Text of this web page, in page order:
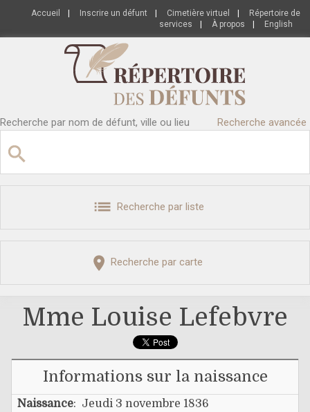
Accueil Inscrire un défunt Cimetière virtuel
Répertoire de
services
À propos English
Recherche par nom de défunt, ville ou lieu Recherche avancée
Recherche par liste
Recherche par carte
Mme Louise Lefebvre
Informations sur la naissance
Naissance: Jeudi 3 novembre 1836